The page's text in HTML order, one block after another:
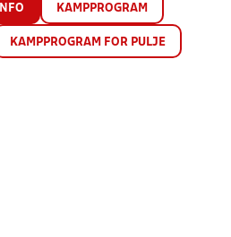
INFO KAMPPROGRAM
KAMPPROGRAM FOR PULJE